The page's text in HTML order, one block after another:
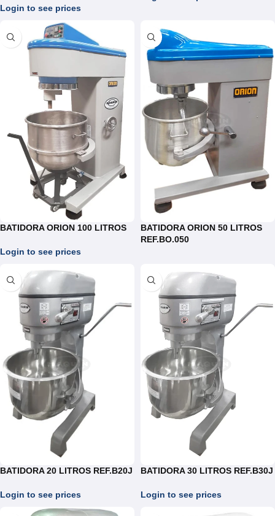
Login to see prices
BATIDORA ORION 100 LITROS
Login to see prices
BATIDORA ORION 50 LITROS
REF.BO.050
BATIDORA 20 LITROS REF.B20J
Login to see prices
BATIDORA 30 LITROS REF.B30J
Login to see prices